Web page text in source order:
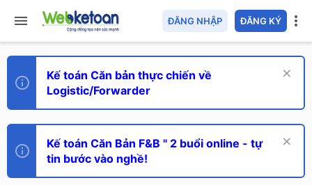
ĐĂNG NHẬP ĐĂNG KÝ
Kế toán Căn bản thực chiến về
Logistic/Forwarder
Kế toán Căn Bản F&B " 2 buổi online - tự
tin bước vào nghề!